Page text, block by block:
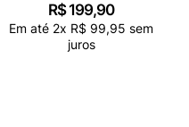
R$ 199,90
Em até 2x R$ 99,95 sem
juros